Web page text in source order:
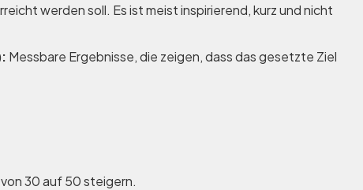
werden soll. Es ist meist inspirierend, kurz und nicht
Messbare Ergebnisse, die zeigen, dass das gesetzte Ziel
30 auf 50 steigern.